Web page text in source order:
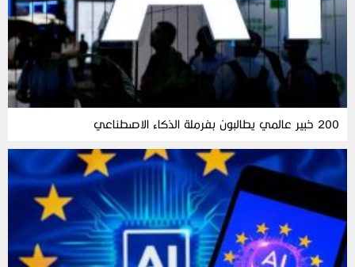
200 خبير عالمي يطالبون بفرملة الذكاء الاصطناعي